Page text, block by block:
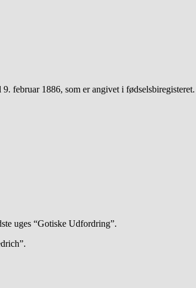
februar 1886, som er angivet i fødselsbiregisteret.
uges “Gotiske Udfordring”.